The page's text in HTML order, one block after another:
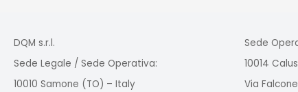
DQM s.r.l.
Sede Legale / Sede Operativa:
10010 Samone (TO) – Italy
Sede
10014
Via